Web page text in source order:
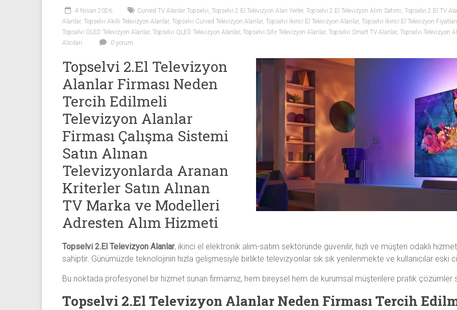
Sıfır
Televizyon
Alanlar ile
iletişim
2.
el
televizyonlarınızı
hemen
bize
satarak
nakit
ödeme
alabilirsiniz.
TV
alanlar
adresten
alım
yapıyor
4 Nisan 2026 Curved TV Alanlar Topselvi, Topselvi 2.El Televizyon Alan Yerler, Topselvi 2.El Televizyon Alım Satımı, Topselvi 2.El TV
Alanlar, Topselvi Akıllı Televizyon Alanlar, Topselvi Curved Televizyon Alanlar, Topselvi İkinci El Televizyon Alanlar, Topselvi İkinci El Televizyon Fiyatları
Topselvi OLED Televizyon Alanlar, Topselvi QLED Televizyon Alanlar, Topselvi Sıfır Televizyon Alanlar, Topselvi Smart TV Alanlar, Topselvi Televizyon
Alıcıları
0 yorum
Topselvi 2.El Televizyon
Alanlar Firması Neden
Tercih Edilmeli
Televizyon Alanlar
Firması Çalışma Sistemi
Satın Alınan
Televizyonlarda Aranan
Kriterler Satın Alınan
TV Marka ve Modelleri
Adresten Alım Hizmeti
Topselvi 2.El Televizyon Alanlar, ikinci el elektronik alım-satım sektöründe güvenilir, hızlı ve müşteri odaklı
sahiptir. Günümüzde teknolojinin hızla gelişmesiyle birlikte televizyonlar sık sık yenilenmekte ve kullanıcılar eski
Bu noktada profesyonel bir hizmet sunan firmamız, hem bireysel hem de kurumsal müşterilere pratik çözümler
Topselvi 2.El Televizyon Alanlar Neden Firması Tercih